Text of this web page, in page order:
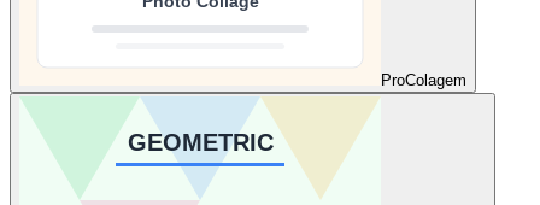
ProColagem